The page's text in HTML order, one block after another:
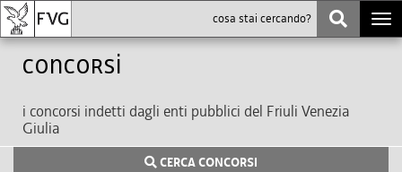
Concorsi
i concorsi indetti dagli enti pubblici del Friuli Venezia
Giulia
CERCA CONCORSI